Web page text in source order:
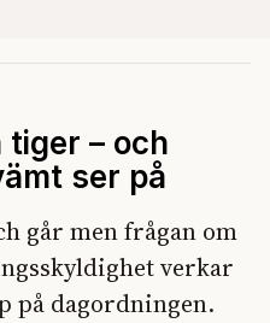
– och
ser på
går men frågan om
verkar
på dagordningen.